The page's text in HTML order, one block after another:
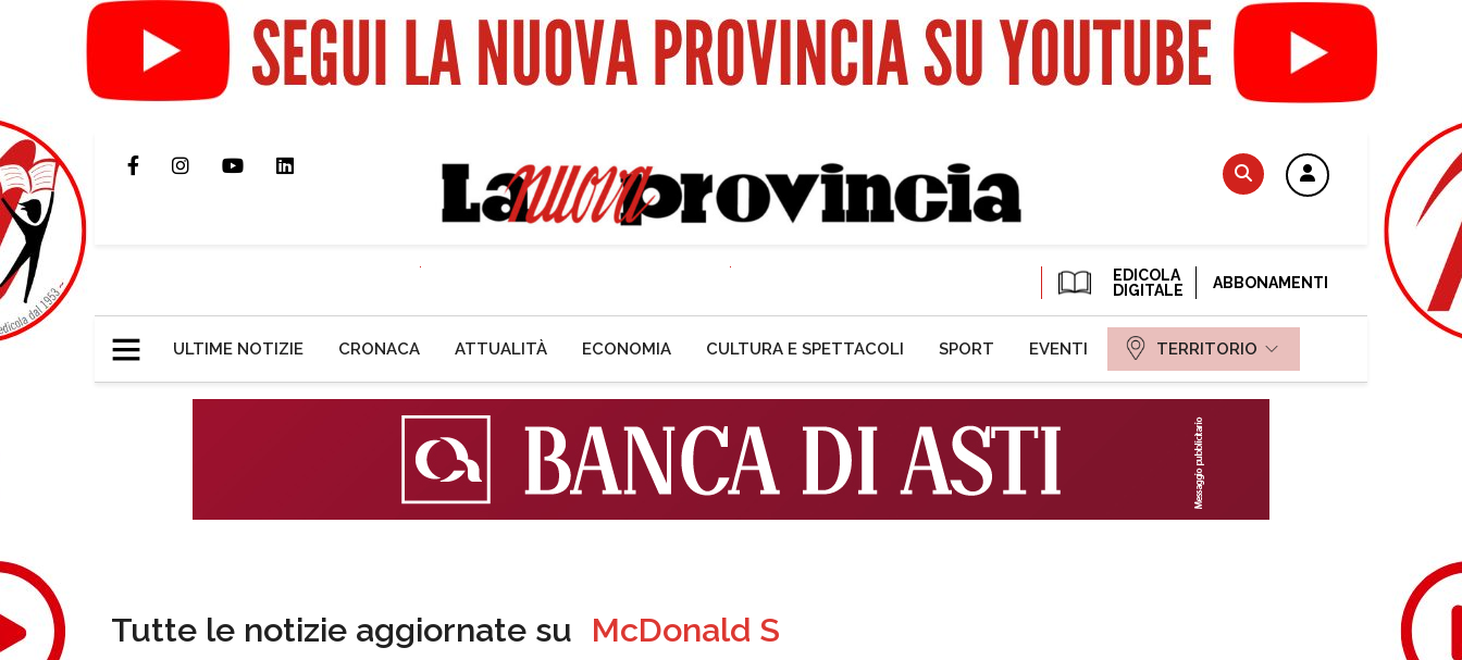
EDICOLA
DIGITALE
ABBONAMENTI
ULTIME NOTIZIE CRONACA ATTUALITÀ ECONOMIA CULTURA E SPETTACOLI SPORT EVENTI TERRITORIO
Tutte le notizie aggiornate su McDonald S